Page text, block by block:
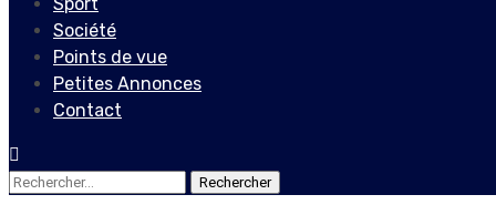
Société
Points de vue
Petites Annonces
Contact
Rechercher :